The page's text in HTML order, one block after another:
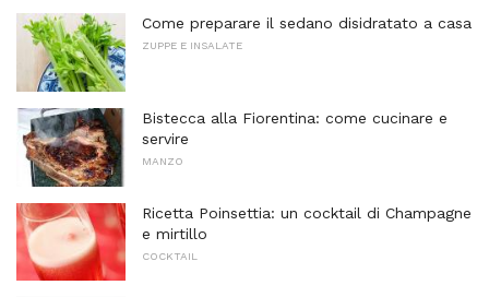
Come preparare il sedano disidratato a casa
ZUPPE E INSALATE
Bistecca alla Fiorentina: come cucinare e
servire
MANZO
Ricetta Poinsettia: un cocktail di Champagne
e mirtillo
COCKTAIL